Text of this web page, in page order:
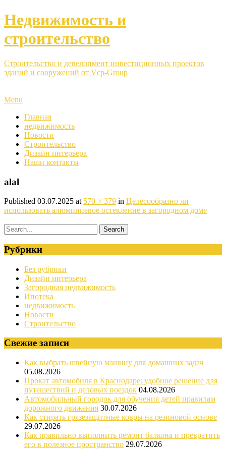
Недвижимость и
строительство
Строительство и девелопмент инвестиционных проектов
зданий и сооружений от Vcp-Group
Menu
Главная
недвижимость
Новости
Строительство
Дизайн интерьера
Наши контакты
alal
Published 03.07.2025 at 570 × 379 in Целесообразно ли
использовать алюминиевое остекление в загородном доме
Рубрики
Без рубрики
Дизайн интерьера
Загородная недвижимость
Ипотека
недвижимость
Новости
Строительство
Свежие записи
Как выбрать швейную машину для домашних задач
05.08.2026
Прокат автомобиля в Краснодаре: удобное решение для
путешествий и деловых поездок 04.08.2026
Автомобильный городок для обучения детей правилам
дорожного движения 30.07.2026
Как стирать грязезащитные ковры на резиновой основе
29.07.2026
Как правильно выполнить ремонт балкона и превратить
его в полезное пространство 29.07.2026